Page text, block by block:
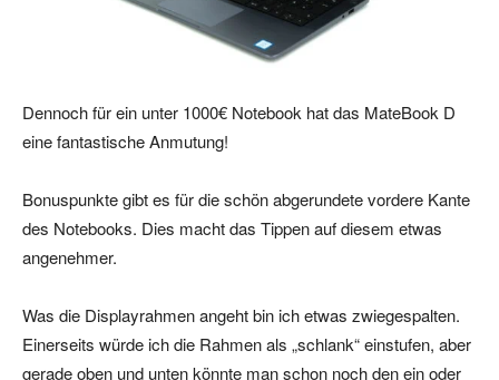
Dennoch für ein unter 1000€ Notebook hat das MateBook D
eine fantastische Anmutung!
Bonuspunkte gibt es für die schön abgerundete vordere Kante
des Notebooks. Dies macht das Tippen auf diesem etwas
angenehmer.
Was die Displayrahmen angeht bin ich etwas zwiegespalten.
Einerseits würde ich die Rahmen als „schlank“ einstufen, aber
gerade oben und unten könnte man schon noch den ein oder